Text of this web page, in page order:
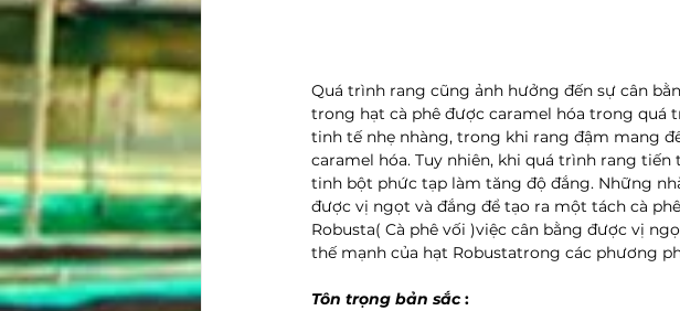
Quá trình rang cũng ảnh hưởng đến sự cân
trong hạt cà phê được caramel hóa trong quá
tinh tế nhẹ nhàng, trong khi rang đậm mang
caramel hóa. Tuy nhiên, khi quá trình rang
tinh bột phức tạp làm tăng độ đắng. Những
được vị ngọt và đắng để tạo ra một tách cà
Robusta( Cà phê vối )việc cân bằng được vị
thế mạnh của hạt Robustatrong các phương
Tôn trọng bản sắc :